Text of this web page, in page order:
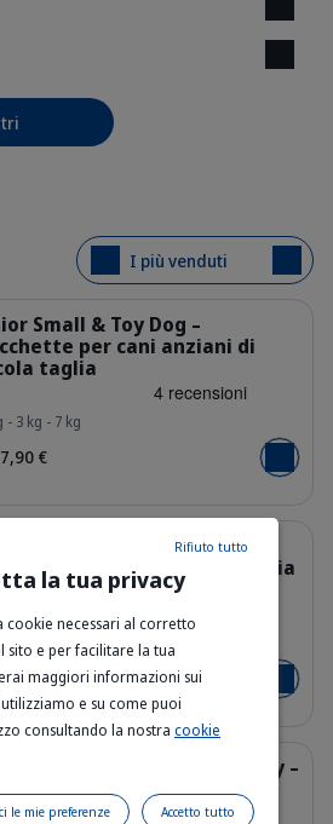
I più venduti
HQ_HPM_Packaging-without-
Small & Toy Dog –
per cani anziani di
taglia
- 3 kg - 7 kg
€
HQ_HPM_Packaging-without-
Large & Medium Dog -
per cani anziani taglia
e grande
12 kg
€
Neutered Dog Small & Toy –
per cani anziani
la tua privacy
cookie necessari al corretto
sito e per facilitare la tua
maggiori informazioni sui
e su come puoi
consultando la nostra cookie
Rifiuto tutto
Accetto tutto
le mie preferenze